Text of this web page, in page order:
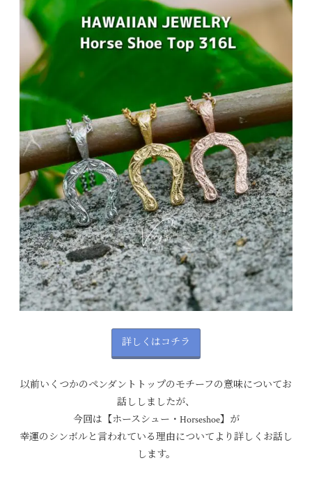
詳しくはコチラ
以前いくつかのペンダントトップのモチーフの意味についてお
話ししましたが、
今回は【ホースシュー・Horseshoe】が
幸運のシンボルと言われている理由についてより詳しくお話し
します。